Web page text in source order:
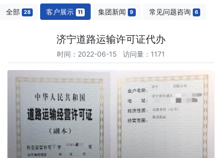
全部 28 客户展示 11 集团新闻 9 常见问题咨询 6
济宁道路运输许可证代办
时间：2022-06-15 访问量：1171